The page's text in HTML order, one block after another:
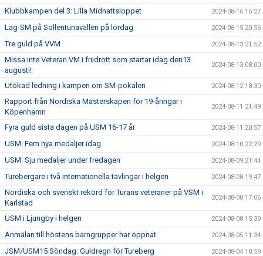
Klubbkampen del 3: Lilla Midnattsloppet 2024-08-16 16:27
Lag-SM på Sollentunavallen på lördag 2024-08-15 20:56
Tre guld på VVM 2024-08-13 21:52
Missa inte Veteran VM i friidrott som startar idag den13
augusti!
2024-08-13 08:00
Utökad ledning i kampen om SM-pokalen 2024-08-12 18:30
Rapport från Nordiska Mästerskapen för 19-åringar i
Köpenhamn
2024-08-11 21:49
Fyra guld sista dagen på USM 16-17 år 2024-08-11 20:57
USM: Fem nya medaljer idag 2024-08-10 22:29
USM: Sju medaljer under fredagen 2024-08-09 21:44
Turebergare i två internationella tävlingar i helgen 2024-08-08 19:47
Nordiska och svenskt rekord för Turans veteraner på VSM i
Karlstad
2024-08-08 17:06
USM i Ljungby i helgen 2024-08-08 15:39
Anmälan till höstens barngrupper har öppnat 2024-08-05 11:34
JSM/USM15 Söndag: Guldregn för Tureberg 2024-08-04 18:59